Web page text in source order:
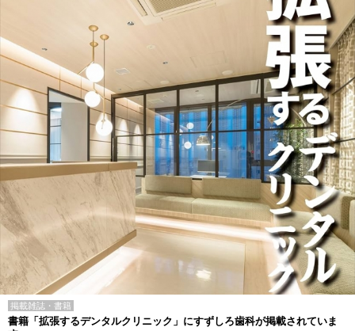
掲載雑誌・書籍
書籍「拡張するデンタルクリニック」にすずしろ歯科が掲載されていま